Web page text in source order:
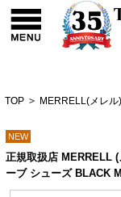
TOP > MERRELL(メレル)
NEW
正規取扱店 MERRELL
ーブ シューズ BLACK